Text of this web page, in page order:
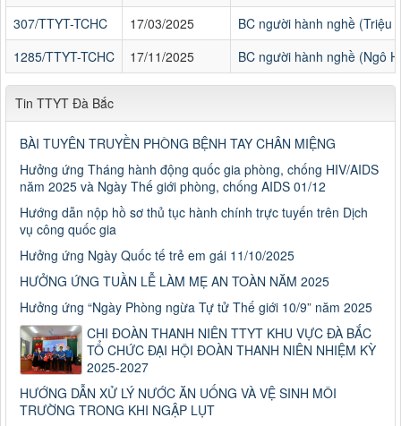
307/TTYT-TCHC
17/03/2025
BC người hành nghề (Triệu
1285/TTYT-TCHC
17/11/2025 BC người hành nghề (Ngô
Tin TTYT Đà Bắc
BÀI TUYÊN TRUYỀN PHÒNG BỆNH TAY CHÂN MIỆNG
Hưởng ứng Tháng hành động quốc gia phòng, chống HIV/AIDS
năm 2025 và Ngày Thế giới phòng, chống AIDS 01/12
Hướng dẫn nộp hồ sơ thủ tục hành chính trực tuyến trên Dịch
vụ công quốc gia
Hưởng ứng Ngày Quốc tế trẻ em gái 11/10/2025
HƯỞNG ỨNG TUẦN LỄ LÀM MẸ AN TOÀN NĂM 2025
Hưởng ứng “Ngày Phòng ngừa Tự tử Thế giới 10/9” năm 2025
CHI ĐOÀN THANH NIÊN TTYT KHU VỰC ĐÀ BẮC
TỔ CHỨC ĐẠI HỘI ĐOÀN THANH NIÊN NHIỆM KỲ
2025-2027
HƯỚNG DẪN XỬ LÝ NƯỚC ĂN UỐNG VÀ VỆ SINH MÔI
TRƯỜNG TRONG KHI NGẬP LỤT